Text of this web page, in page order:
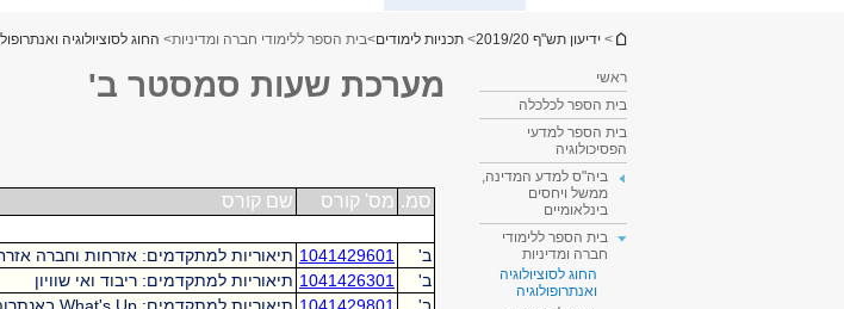
הינך נמצא כאן
> ידיעון תש"ף 2019/20 > תכניות לימודים>בית הספר ללימודי חברה ומדיניות> החוג לסוציולוגיה
ראשי
בית הספר לכלכלה
בית הספר למדעי
הפסיכולוגיה
ביה"ס למדע המדינה,
ממשל ויחסים
בינלאומיים
בית הספר ללימודי
חברה ומדיניות
החוג לסוציולוגיה
ואנתרופולוגיה
מערכת שעות סמסטר ב'